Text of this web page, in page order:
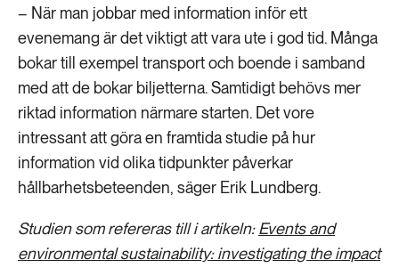
– När man jobbar med information inför ett
evenemang är det viktigt att vara ute i god tid. Många
bokar till exempel transport och boende i samband
med att de bokar biljetterna. Samtidigt behövs mer
riktad information närmare starten. Det vore
intressant att göra en framtida studie på hur
information vid olika tidpunkter påverkar
hållbarhetsbeteenden, säger Erik Lundberg.
Studien som refereras till i artikeln:Events and
environmental sustainability: investigating the impact